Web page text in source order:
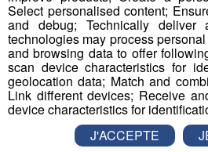
Select personalised content;
and debug; Technically deliver
technologies may process
and browsing data to offer
scan device characteristics for
geolocation data; Match and
Link different devices; Receive
device characteristics for
J'ACCEPTE